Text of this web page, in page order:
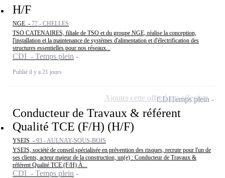
H/F
NGE - 77 - CHELLES
TSO CATENAIRES, filiale de TSO et du groupe NGE, réalise la conception,
l'installation et la maintenance de systèmes d'alimentation et d'électrification des
structures essentielles pour nos réseaux...
CDI - Temps plein
Publié il y a 21 jours
Conducteur de Travaux & référent
Qualité TCE (F/H) (H/F)
YSEIS - 93 - AULNAY-SOUS-BOIS
YSEIS, société de conseil spécialisée en prévention des risques, recrute pour l'un de
ses clients, acteur majeur de la construction, un(e) : Conducteur de Travaux &
référent Qualité TCE (F/H) À...
CDI - Temps plein
CDITemps plein
Ajouter cette offre à ma sélection